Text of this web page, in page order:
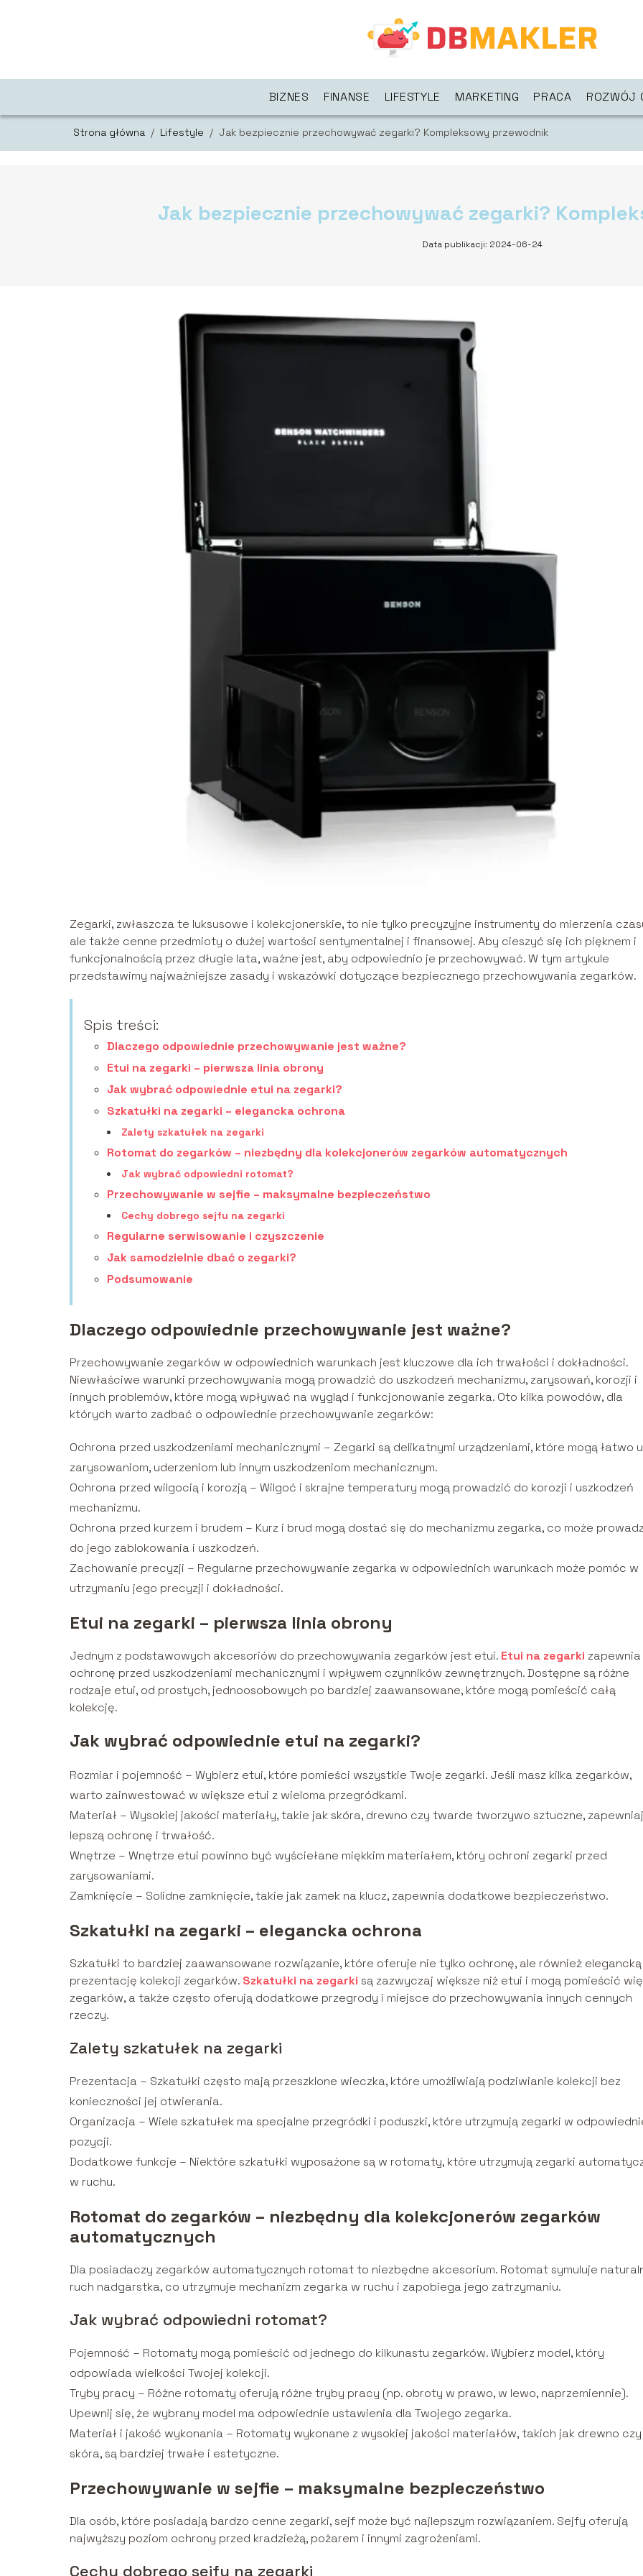
BIZNES FINANSE LIFESTYLE MARKETING PRACA ROZWÓJ
Strona główna / Lifestyle / Jak bezpiecznie przechowywać zegarki? Kompleksowy przewodnik
Jak bezpiecznie przechowywać zegarki?
Data publikacji: 2024-06-24
Zegarki, zwłaszcza te luksusowe i kolekcjonerskie, to nie tylko precyzyjne instrumenty do mierzenia
ale także cenne przedmioty o dużej wartości sentymentalnej i finansowej. Aby cieszyć się ich pięknem i
funkcjonalnością przez długie lata, ważne jest, aby odpowiednio je przechowywać. W tym artykule
przedstawimy najważniejsze zasady i wskazówki dotyczące bezpiecznego przechowywania zegarków.
Spis treści:
Dlaczego odpowiednie przechowywanie jest ważne?
Etui na zegarki – pierwsza linia obrony
Jak wybrać odpowiednie etui na zegarki?
Szkatułki na zegarki – elegancka ochrona
Zalety szkatułek na zegarki
Rotomat do zegarków – niezbędny dla kolekcjonerów zegarków automatycznych
Jak wybrać odpowiedni rotomat?
Przechowywanie w sejfie – maksymalne bezpieczeństwo
Cechy dobrego sejfu na zegarki
Regularne serwisowanie i czyszczenie
Jak samodzielnie dbać o zegarki?
Podsumowanie
Dlaczego odpowiednie przechowywanie jest ważne?
Przechowywanie zegarków w odpowiednich warunkach jest kluczowe dla ich trwałości i dokładności.
Niewłaściwe warunki przechowywania mogą prowadzić do uszkodzeń mechanizmu, zarysowań, korozji i
innych problemów, które mogą wpływać na wygląd i funkcjonowanie zegarka. Oto kilka powodów, dla
których warto zadbać o odpowiednie przechowywanie zegarków:
Ochrona przed uszkodzeniami mechanicznymi – Zegarki są delikatnymi urządzeniami, które mogą łatwo
zarysowaniom, uderzeniom lub innym uszkodzeniom mechanicznym.
Ochrona przed wilgocią i korozją – Wilgoć i skrajne temperatury mogą prowadzić do korozji i uszkodzeń
mechanizmu.
Ochrona przed kurzem i brudem – Kurz i brud mogą dostać się do mechanizmu zegarka, co może
do jego zablokowania i uszkodzeń.
Zachowanie precyzji – Regularne przechowywanie zegarka w odpowiednich warunkach może pomóc w
utrzymaniu jego precyzji i dokładności.
Etui na zegarki – pierwsza linia obrony
Jednym z podstawowych akcesoriów do przechowywania zegarków jest etui. Etui na zegarki zapewnia
ochronę przed uszkodzeniami mechanicznymi i wpływem czynników zewnętrznych. Dostępne są różne
rodzaje etui, od prostych, jednoosobowych po bardziej zaawansowane, które mogą pomieścić całą
kolekcję.
Jak wybrać odpowiednie etui na zegarki?
Rozmiar i pojemność – Wybierz etui, które pomieści wszystkie Twoje zegarki. Jeśli masz kilka zegarków,
warto zainwestować w większe etui z wieloma przegródkami.
Materiał – Wysokiej jakości materiały, takie jak skóra, drewno czy twarde tworzywo sztuczne,
lepszą ochronę i trwałość.
Wnętrze – Wnętrze etui powinno być wyściełane miękkim materiałem, który ochroni zegarki przed
zarysowaniami.
Zamknięcie – Solidne zamknięcie, takie jak zamek na klucz, zapewnia dodatkowe bezpieczeństwo.
Szkatułki na zegarki – elegancka ochrona
Szkatułki to bardziej zaawansowane rozwiązanie, które oferuje nie tylko ochronę, ale również elegancką
prezentację kolekcji zegarków. Szkatułki na zegarki są zazwyczaj większe niż etui i mogą pomieścić
zegarków, a także często oferują dodatkowe przegrody i miejsce do przechowywania innych cennych
rzeczy.
Zalety szkatułek na zegarki
Prezentacja – Szkatułki często mają przeszklone wieczka, które umożliwiają podziwianie kolekcji bez
konieczności jej otwierania.
Organizacja – Wiele szkatułek ma specjalne przegródki i poduszki, które utrzymują zegarki w
pozycji.
Dodatkowe funkcje – Niektóre szkatułki wyposażone są w rotomaty, które utrzymują zegarki
w ruchu.
Rotomat do zegarków – niezbędny dla kolekcjonerów zegarków
automatycznych
Dla posiadaczy zegarków automatycznych rotomat to niezbędne akcesorium. Rotomat symuluje
ruch nadgarstka, co utrzymuje mechanizm zegarka w ruchu i zapobiega jego zatrzymaniu.
Jak wybrać odpowiedni rotomat?
Pojemność – Rotomaty mogą pomieścić od jednego do kilkunastu zegarków. Wybierz model, który
odpowiada wielkości Twojej kolekcji.
Tryby pracy – Różne rotomaty oferują różne tryby pracy (np. obroty w prawo, w lewo, naprzemiennie).
Upewnij się, że wybrany model ma odpowiednie ustawienia dla Twojego zegarka.
Materiał i jakość wykonania – Rotomaty wykonane z wysokiej jakości materiałów, takich jak drewno czy
skóra, są bardziej trwałe i estetyczne.
Przechowywanie w sejfie – maksymalne bezpieczeństwo
Dla osób, które posiadają bardzo cenne zegarki, sejf może być najlepszym rozwiązaniem. Sejfy oferują
najwyższy poziom ochrony przed kradzieżą, pożarem i innymi zagrożeniami.
Cechy dobrego sejfu na zegarki